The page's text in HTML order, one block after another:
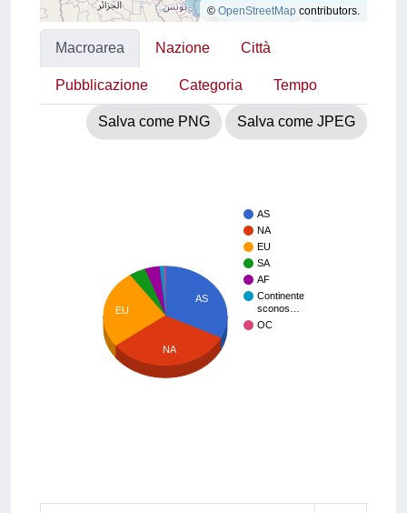
© OpenStreetMap contributors.
Macroarea Nazione Città
Pubblicazione Categoria Tempo
Salva come PNG Salva come JPEG
AS
NA
EU
SA
AF
Continente
sconos…
OC
AS
EU
NA